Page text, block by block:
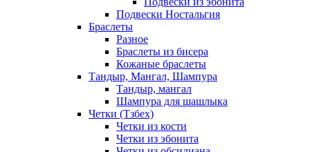
Подвески Ностальгия
Браслеты
Разное
Браслеты из бисера
Кожаные браслеты
Тандыр, Мангал, Шампура
Тандыр, мангал
Шампура для шашлыка
Четки (Тзбех)
Четки из кости
Четки из эбонита